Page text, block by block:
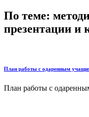
По теме:
презентации и
План работы с одаренным
План работы с